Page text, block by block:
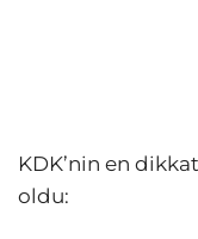
KDK’nin en
oldu: